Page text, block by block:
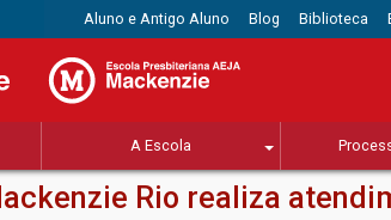
Aluno e Antigo Aluno Blog Biblioteca
A Escola
Rio realiza